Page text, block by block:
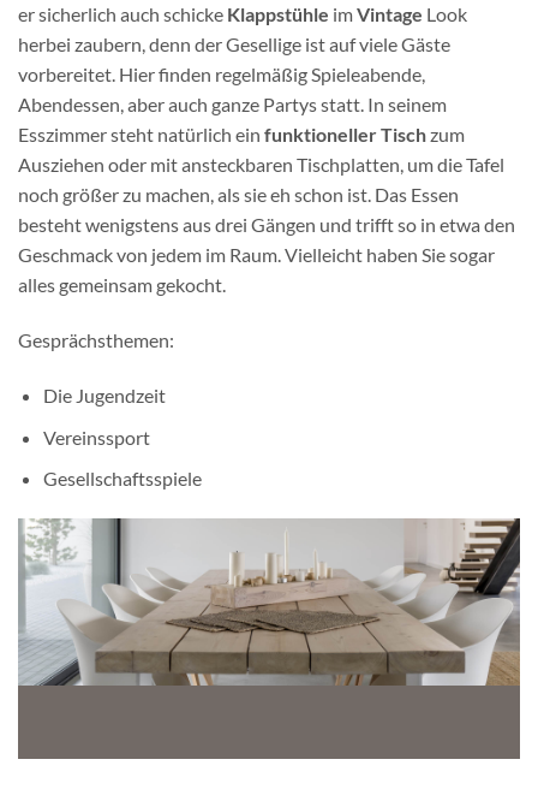
er sicherlich auch schicke Klappstühle imVintage Look
herbei zaubern, denn der Gesellige ist auf viele Gäste
vorbereitet. Hier finden regelmäßig Spieleabende,
Abendessen, aber auch ganze Partys statt. In seinem
Esszimmer steht natürlich ein funktionellerTischzum
Ausziehen oder mit ansteckbaren Tischplatten, um die Tafel
noch größer zu machen, als sie eh schon ist. Das Essen
besteht wenigstens aus drei Gängen und trifft so in etwa den
Geschmack von jedem im Raum. Vielleicht haben Sie sogar
alles gemeinsam gekocht.
Gesprächsthemen:
Die Jugendzeit
Vereinssport
Gesellschaftsspiele